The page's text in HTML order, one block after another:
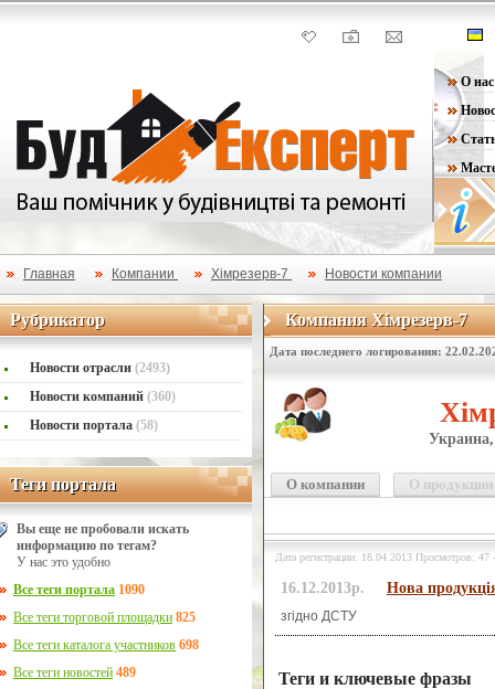
О нас
Главная Компании Хімрезерв-7 Новости компании
Рубрикатор
Рубрикатор
Новости отрасли (2493)
Новости компаний (360)
Новости портала (58)
Теги портала
Теги портала
Вы еще не пробовали искать
информацию по тегам?
У нас это удобно
Все теги портала 1090
Все теги торговой площадки 825
Все теги каталога участников 698
Все теги новостей 489
Компания Хімрезерв-7
Компания Хімрезерв-7
Дата последнего логирования:
О компании О продукции
Дата регистрации: 18.04.2013 Просмотров:
16.12.2013р. Нова
згідно ДСТУ
Теги и ключевые фразы